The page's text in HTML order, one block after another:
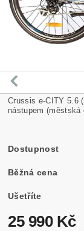
Crussis e-CITY 5.6
nástupem (městská
Dostupnost
Běžná cena
Ušetříte
25 990 Kč